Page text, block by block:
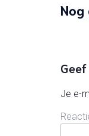
Nog
Je e-